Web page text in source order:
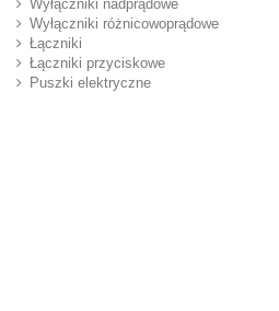
Wyłączniki nadprądowe
Wyłączniki różnicowoprądowe
Łączniki
Łączniki przyciskowe
Puszki elektryczne